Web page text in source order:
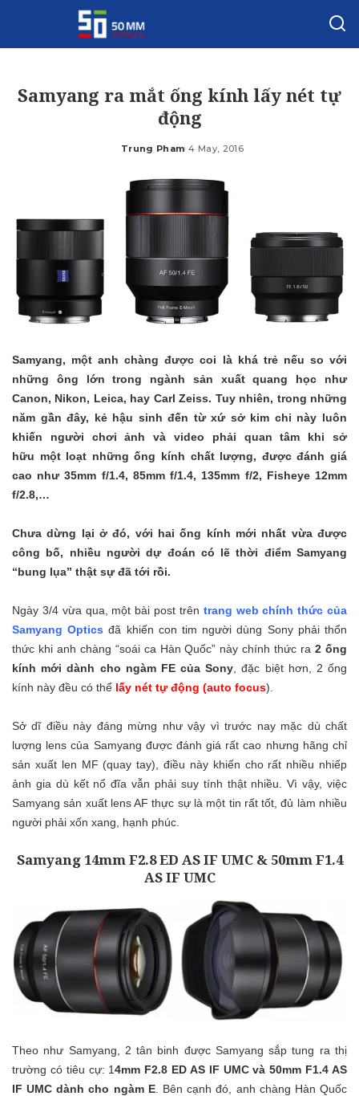
Samyang ra mắt ống kính lấy nét tự
động
Posted
Trung Pham 4 May, 2016
Samyang, một anh chàng được coi là khá trẻ nếu so với
những ông lớn trong ngành sản xuất quang học như
Canon, Nikon, Leica, hay Carl Zeiss. Tuy nhiên, trong những
năm gần đây, kẻ hậu sinh đến từ xứ sở kim chi này luôn
khiến người chơi ảnh và video phải quan tâm khi sở
hữu một loạt những ống kính chất lượng, được đánh giá
cao như 35mm f/1.4, 85mm f/1.4, 135mm f/2, Fisheye 12mm
f/2.8,…
Chưa dừng lại ở đó, với hai ống kính mới nhất vừa được
công bố, nhiều người dự đoán có lẽ thời điểm Samyang
“bung lụa” thật sự đã tới rồi.
Ngày 3/4 vừa qua, một bài post trên trang web chính thức của
Samyang Optics đã khiến con tim người dùng Sony phải thổn
thức khi anh chàng “soái ca Hàn Quốc” này chính thức ra2 ống
kính mới dành cho ngàm FE của Sony, đặc biệt hơn, 2 ống
kính này đều có thể lấy nét tự động (auto focus).
Sở dĩ điều này đáng mừng như vậy vì trước nay mặc dù chất
lượng lens của Samyang được đánh giá rất cao nhưng hãng chỉ
sản xuất len MF (quay tay), điều này khiến cho rất nhiều nhiếp
ảnh gia dù kết nổ đĩa vẫn phải suy tính thật nhiều. Vì vậy, việc
Samyang sản xuất lens AF thực sự là một tin rất tốt, đủ làm nhiều
người phải xốn xang, hạnh phúc.
Samyang 14mm F2.8 ED AS IF UMC & 50mm F1.4
AS IF UMC
Theo như Samyang, 2 tân binh được Samyang sắp tung ra thị
trường có tiêu cự: 14mm F2.8 ED AS IF UMC và 50mm F1.4 AS
IF UMC dành cho ngàm E. Bên cạnh đó, anh chàng Hàn Quốc